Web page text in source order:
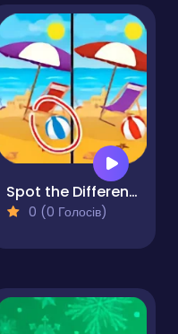
Spot the Difference - Seasons
0 (0 Голосів)